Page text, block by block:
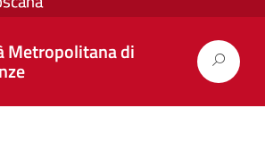
Metropolitana di